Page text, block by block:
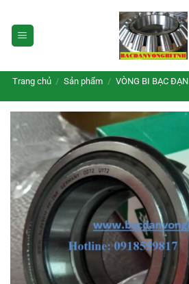
qua
nội
Trang chủ / Sản phẩm / VÒNG BI BẠC ĐẠN